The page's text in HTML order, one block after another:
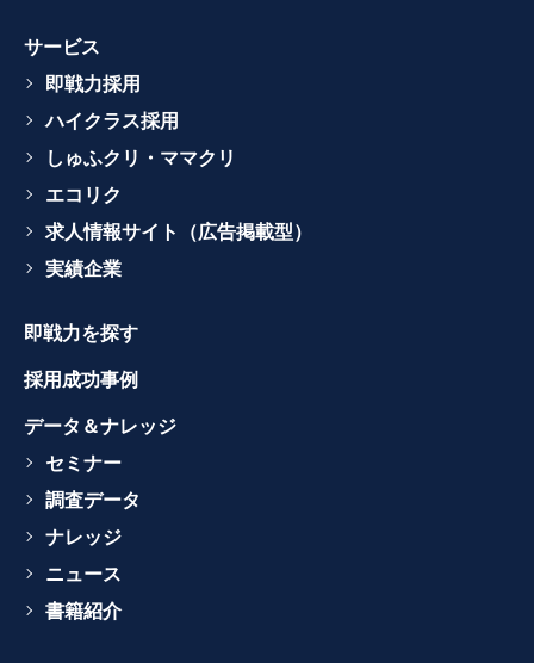
サービス
即戦力採用
ハイクラス採用
しゅふクリ・ママクリ
エコリク
求人情報サイト（広告掲載型）
実績企業
即戦力を探す
採用成功事例
データ＆ナレッジ
セミナー
調査データ
ナレッジ
ニュース
書籍紹介